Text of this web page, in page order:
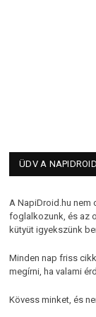
ÜDV A
A NapiDroid.hu nem
foglalkozunk, és az
kütyüt igyekszünk
Minden nap friss
megírni, ha valami
Kövess minket, és